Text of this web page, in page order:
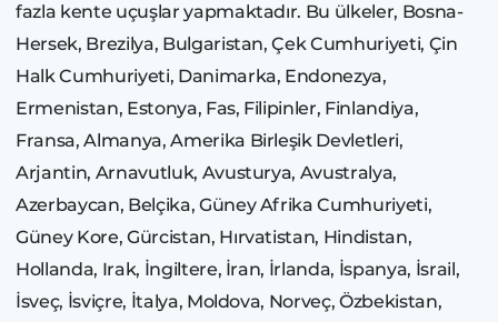
fazla kente uçuşlar yapmaktadır. Bu ülkeler, Bosna-
Hersek, Brezilya, Bulgaristan, Çek Cumhuriyeti, Çin
Halk Cumhuriyeti, Danimarka, Endonezya,
Ermenistan, Estonya, Fas, Filipinler, Finlandiya,
Fransa, Almanya, Amerika Birleşik Devletleri,
Arjantin, Arnavutluk, Avusturya, Avustralya,
Azerbaycan, Belçika, Güney Afrika Cumhuriyeti,
Güney Kore, Gürcistan, Hırvatistan, Hindistan,
Hollanda, Irak, İngiltere, İran, İrlanda, İspanya, İsrail,
İsveç, İsviçre, İtalya, Moldova, Norveç, Özbekistan,